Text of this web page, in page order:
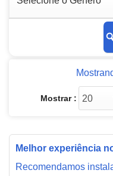
Mostrar :
Melhor experiência
Recomendamos